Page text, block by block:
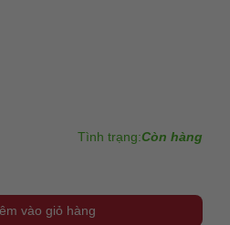
Tình trạng:Còn hàng
vào giỏ hàng